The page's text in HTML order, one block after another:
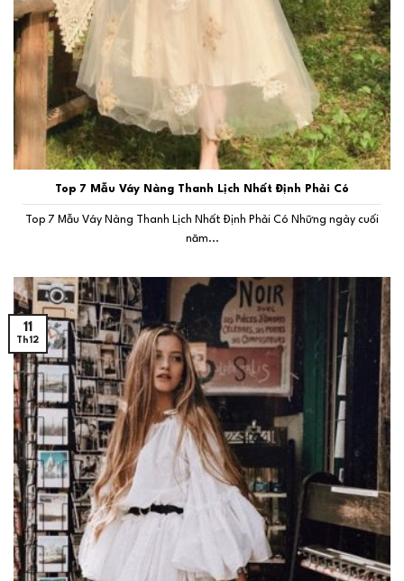
Top 7 Mẫu Váy Nàng Thanh Lịch Nhất Định Phải Có
Top 7 Mẫu Váy Nàng Thanh Lịch Nhất Định Phải Có Những ngày cuối
năm...
11
Th12